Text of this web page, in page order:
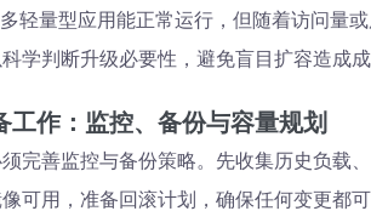
轻量型应用能正常运行，但随着访问量
学判断升级必要性，避免盲目扩容造成
工作：监控、备份与容量规划
完善监控与备份策略。先收集历史负载
可用，准备回滚计划，确保任何变更都